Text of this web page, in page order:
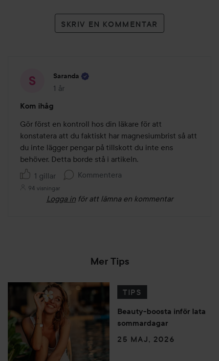
SKRIV EN KOMMENTAR
Saranda
1 år
Inlägget skapades 1 år
Kom ihåg
Gör först en kontroll hos din läkare för att
konstatera att du faktiskt har magnesiumbrist så att
du inte lägger pengar på tillskott du inte ens
behöver. Detta borde stå i artikeln.
1 gillar
Kommentera
94 visningar
Logga in för att lämna en kommentar
Mer Tips
TIPS
Beauty-boosta inför lata
sommardagar
25 MAJ, 2026